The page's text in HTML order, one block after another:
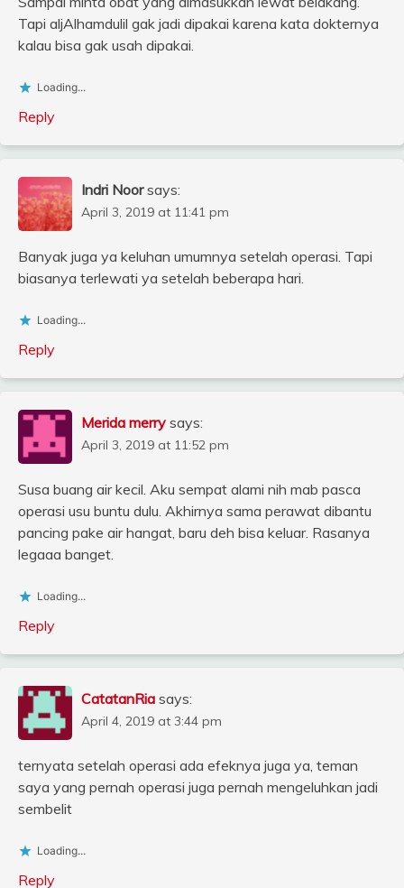
Tapi aljAlhamdulil gak jadi dipakai karena kata dokternya
kalau bisa gak usah dipakai.
Loading...
Reply
Indri Noor says:
April 3, 2019 at 11:41 pm
Banyak juga ya keluhan umumnya setelah operasi. Tapi
biasanya terlewati ya setelah beberapa hari.
Loading...
Reply
Merida merry says:
April 3, 2019 at 11:52 pm
Susa buang air kecil. Aku sempat alami nih mab pasca
operasi usu buntu dulu. Akhirnya sama perawat dibantu
pancing pake air hangat, baru deh bisa keluar. Rasanya
legaaa banget.
Loading...
Reply
CatatanRia says:
April 4, 2019 at 3:44 pm
ternyata setelah operasi ada efeknya juga ya, teman
saya yang pernah operasi juga pernah mengeluhkan jadi
sembelit
Loading...
Reply